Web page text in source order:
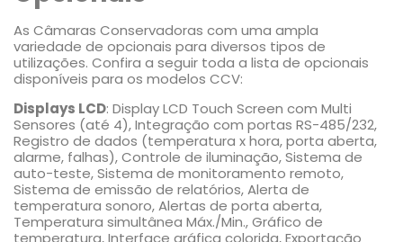
As Câmaras Conservadoras com uma ampla
variedade de opcionais para diversos tipos de
utilizações. Confira a seguir toda a lista de opcionais
disponíveis para os modelos CCV:
Displays LCD: Display LCD Touch Screen com Multi
Sensores (até 4), Integração com portas RS-485/232,
Registro de dados (temperatura x hora, porta aberta,
alarme, falhas), Controle de iluminação, Sistema de
auto-teste, Sistema de monitoramento remoto,
Sistema de emissão de relatórios, Alerta de
temperatura sonoro, Alertas de porta aberta,
Temperatura simultânea Máx./Min., Gráfico de
temperatura, Interface gráfica colorida, Exportação